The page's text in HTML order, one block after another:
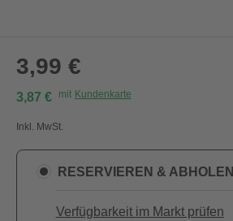
3,99 €
3,87 € mit Kundenkarte
Inkl. MwSt.
RESERVIEREN & ABHOLEN
Verfügbarkeit im Markt prüfen